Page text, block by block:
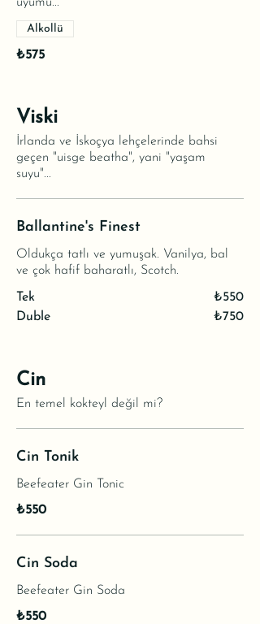
₺575
Alkollü
Viski
İrlanda ve İskoçya lehçelerinde bahsi
geçen "uisge beatha", yani "yaşam
suyu"...
Ballantine's Finest
Oldukça tatlı ve yumuşak. Vanilya, bal
ve çok hafif baharatlı, Scotch.
Tek
₺550
Duble
₺750
Cin
En temel kokteyl değil mi?
Cin Tonik
Beefeater Gin Tonic
₺550
Cin Soda
Beefeater Gin Soda
₺550